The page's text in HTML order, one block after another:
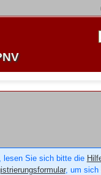
lesen Sie sich bitte die
, um sich